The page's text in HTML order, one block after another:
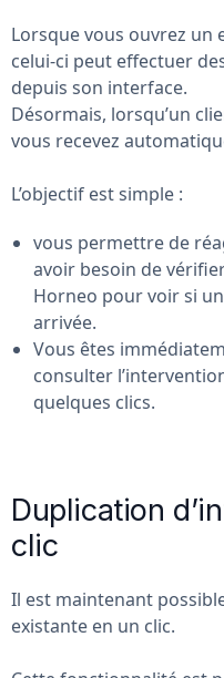
Lorsque vous ouvrez un
celui-ci peut effectuer
depuis son interface.
Désormais, lorsqu’un
vous recevez
L’objectif est simple :
vous permettre de
avoir besoin de
Horneo pour voir si
arrivée.
Vous êtes
consulter
quelques clics.
Duplication
clic
Il est maintenant
existante en un clic.